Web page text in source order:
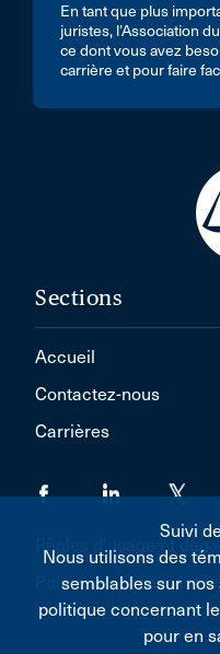
En tant que plus
juristes, l’Association
ce dont vous avez
carrière et pour faire
Sections
Accueil
Contactez-nous
Carrières
Règles d'usage et
Politique concernant
Suivi
Nous utilisons des
semblables sur
politique concernant
pour en